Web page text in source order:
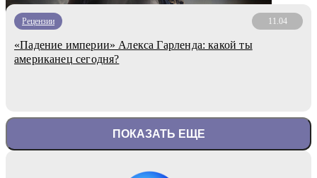
Рецензии 11.04
«Падение империи» Алекса Гарленда: какой ты
американец сегодня?
ПОКАЗАТЬ ЕЩЕ